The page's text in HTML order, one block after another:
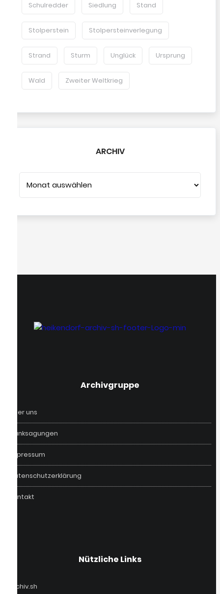
Schulredder Siedlung Stand
Stolperstein Stolpersteinverlegung
Strand Sturm Unglück Ursprung
Wald Zweiter Weltkrieg
ARCHIV
‎Archivgruppe
Über uns
Danksagungen
Impressum
Datenschutzerklärung
Kontakt
Nützliche Links
Archiv.sh